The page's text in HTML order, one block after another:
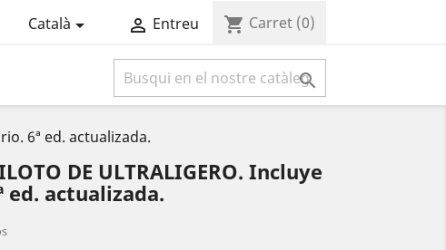
Català  Entreu shopping_cart Carret (0)

6ª ed. actualizada.
DE ULTRALIGERO. Incluye
ed. actualizada.